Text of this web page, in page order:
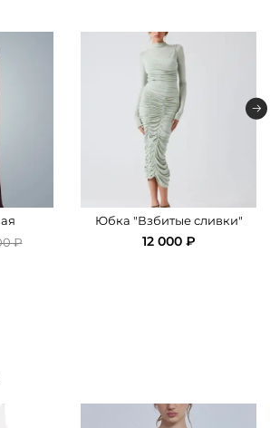
₽
Юбка "Взбитые сливки"
12 000 ₽